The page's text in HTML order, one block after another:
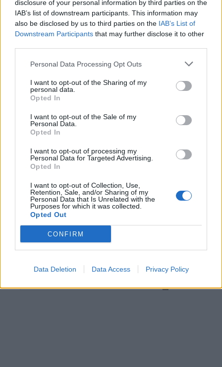
disclosure of your personal information by third parties on the
IAB’s list of downstream participants. This information may
also be disclosed by us to third parties on the IAB’s List of
Downstream Participants that may further disclose it to other
Personal Data Processing Opt Outs
I want to opt-out of the Sharing of my
personal data.
Opted In
I want to opt-out of the Sale of my
Personal Data.
Opted In
I want to opt-out of processing my
Personal Data for Targeted Advertising.
Opted In
I want to opt-out of Collection, Use,
Retention, Sale, and/or Sharing of my
Personal Data that Is Unrelated with the
Purposes for which it was collected.
Opted Out
CONFIRM
Data Deletion Data Access Privacy Policy
εργασίας. Υπάρχει καλή διάθεση από όλες τις πλευρές. Θα
είμαστε ανοιχτοί, για να φροντίσουμε για την ευημερία των
πολιτών, την τόνωση της απασχόλησης και την ανάπτυξη της
Προηγούμενο άρθρο
Πότε θα ανοίξουν τα σχολεία –
Επόμενο άρθρο